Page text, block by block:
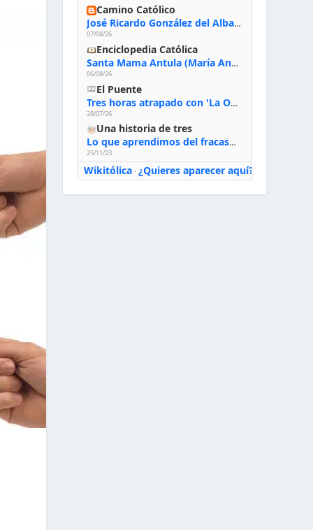
Camino Católico
José Ricardo González del Alba, artista sacro: «Yo oro, hablo con Dios, le pido al Espíritu Santo su inspiración y siempre pinto rezando el rosario para que sea Él quien actúe a través de mis manos»
07/08/26
Enciclopedia Católica
Santa Mama Antula (María Antonia de Paz y Figueroa)
06/08/26
El Puente
Tres horas atrapado con 'La Odisea' de Nolan
28/07/26
Una historia de tres
Lo que aprendimos del fracaso al emprender
25/11/23
Wikitólica· ¿Quieres aparecer aquí?